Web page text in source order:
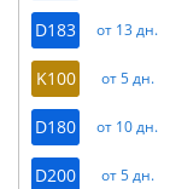
D183 от 13 дн.
K100 от 5 дн.
D180 от 10 дн.
D200 от 5 дн.